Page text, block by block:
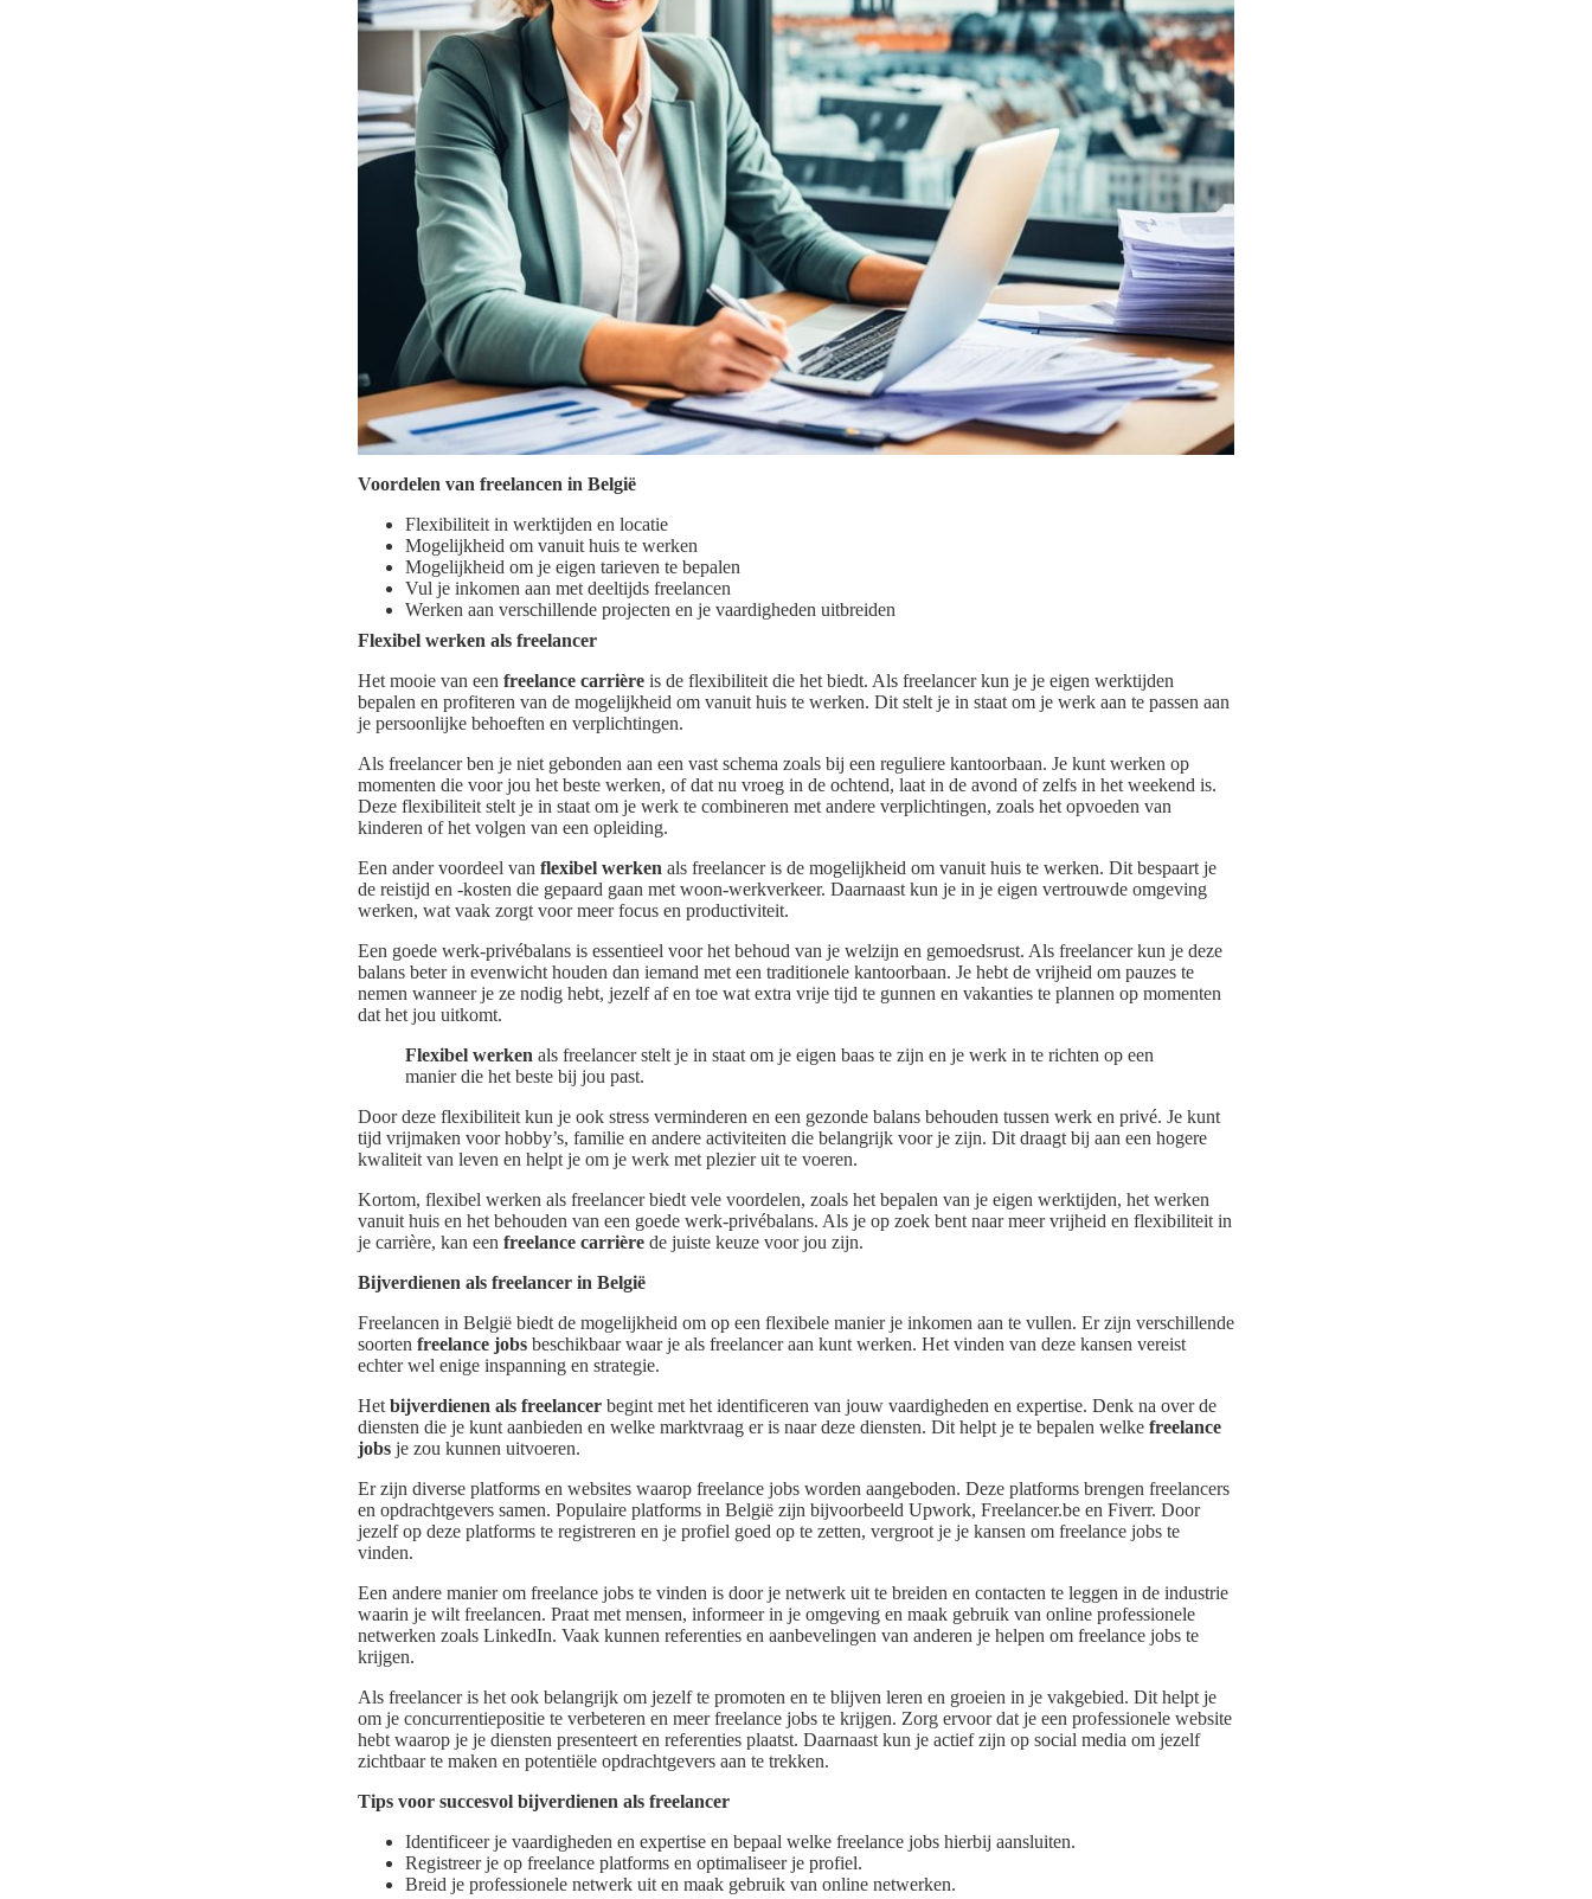
Voordelen van freelancen in België
Flexibiliteit in werktijden en locatie
Mogelijkheid om vanuit huis te werken
Mogelijkheid om je eigen tarieven te bepalen
Vul je inkomen aan met deeltijds freelancen
Werken aan verschillende projecten en je vaardigheden uitbreiden
Flexibel werken als freelancer
Het mooie van een freelance carrière is de flexibiliteit die het biedt. Als freelancer kun je je eigen werktijden
bepalen en profiteren van de mogelijkheid om vanuit huis te werken. Dit stelt je in staat om je werk aan te passen aan
je persoonlijke behoeften en verplichtingen.
Als freelancer ben je niet gebonden aan een vast schema zoals bij een reguliere kantoorbaan. Je kunt werken op
momenten die voor jou het beste werken, of dat nu vroeg in de ochtend, laat in de avond of zelfs in het weekend is.
Deze flexibiliteit stelt je in staat om je werk te combineren met andere verplichtingen, zoals het opvoeden van
kinderen of het volgen van een opleiding.
Een ander voordeel van flexibel werken als freelancer is de mogelijkheid om vanuit huis te werken. Dit bespaart je
de reistijd en -kosten die gepaard gaan met woon-werkverkeer. Daarnaast kun je in je eigen vertrouwde omgeving
werken, wat vaak zorgt voor meer focus en productiviteit.
Een goede werk-privébalans is essentieel voor het behoud van je welzijn en gemoedsrust. Als freelancer kun je deze
balans beter in evenwicht houden dan iemand met een traditionele kantoorbaan. Je hebt de vrijheid om pauzes te
nemen wanneer je ze nodig hebt, jezelf af en toe wat extra vrije tijd te gunnen en vakanties te plannen op momenten
dat het jou uitkomt.
Flexibel werken als freelancer stelt je in staat om je eigen baas te zijn en je werk in te richten op een
manier die het beste bij jou past.
Door deze flexibiliteit kun je ook stress verminderen en een gezonde balans behouden tussen werk en privé. Je kunt
tijd vrijmaken voor hobby’s, familie en andere activiteiten die belangrijk voor je zijn. Dit draagt bij aan een hogere
kwaliteit van leven en helpt je om je werk met plezier uit te voeren.
Kortom, flexibel werken als freelancer biedt vele voordelen, zoals het bepalen van je eigen werktijden, het werken
vanuit huis en het behouden van een goede werk-privébalans. Als je op zoek bent naar meer vrijheid en flexibiliteit in
je carrière, kan een freelance carrière de juiste keuze voor jou zijn.
Bijverdienen als freelancer in België
Freelancen in België biedt de mogelijkheid om op een flexibele manier je inkomen aan te vullen. Er zijn verschillende
soorten freelance jobs beschikbaar waar je als freelancer aan kunt werken. Het vinden van deze kansen vereist
echter wel enige inspanning en strategie.
Het bijverdienen als freelancer begint met het identificeren van jouw vaardigheden en expertise. Denk na over de
diensten die je kunt aanbieden en welke marktvraag er is naar deze diensten. Dit helpt je te bepalen welke freelance
jobs je zou kunnen uitvoeren.
Er zijn diverse platforms en websites waarop freelance jobs worden aangeboden. Deze platforms brengen freelancers
en opdrachtgevers samen. Populaire platforms in België zijn bijvoorbeeld Upwork, Freelancer.be en Fiverr. Door
jezelf op deze platforms te registreren en je profiel goed op te zetten, vergroot je je kansen om freelance jobs te
vinden.
Een andere manier om freelance jobs te vinden is door je netwerk uit te breiden en contacten te leggen in de industrie
waarin je wilt freelancen. Praat met mensen, informeer in je omgeving en maak gebruik van online professionele
netwerken zoals LinkedIn. Vaak kunnen referenties en aanbevelingen van anderen je helpen om freelance jobs te
krijgen.
Als freelancer is het ook belangrijk om jezelf te promoten en te blijven leren en groeien in je vakgebied. Dit helpt je
om je concurrentiepositie te verbeteren en meer freelance jobs te krijgen. Zorg ervoor dat je een professionele website
hebt waarop je je diensten presenteert en referenties plaatst. Daarnaast kun je actief zijn op social media om jezelf
zichtbaar te maken en potentiële opdrachtgevers aan te trekken.
Tips voor succesvol bijverdienen als freelancer
Identificeer je vaardigheden en expertise en bepaal welke freelance jobs hierbij aansluiten.
Registreer je op freelance platforms en optimaliseer je profiel.
Breid je professionele netwerk uit en maak gebruik van online netwerken.